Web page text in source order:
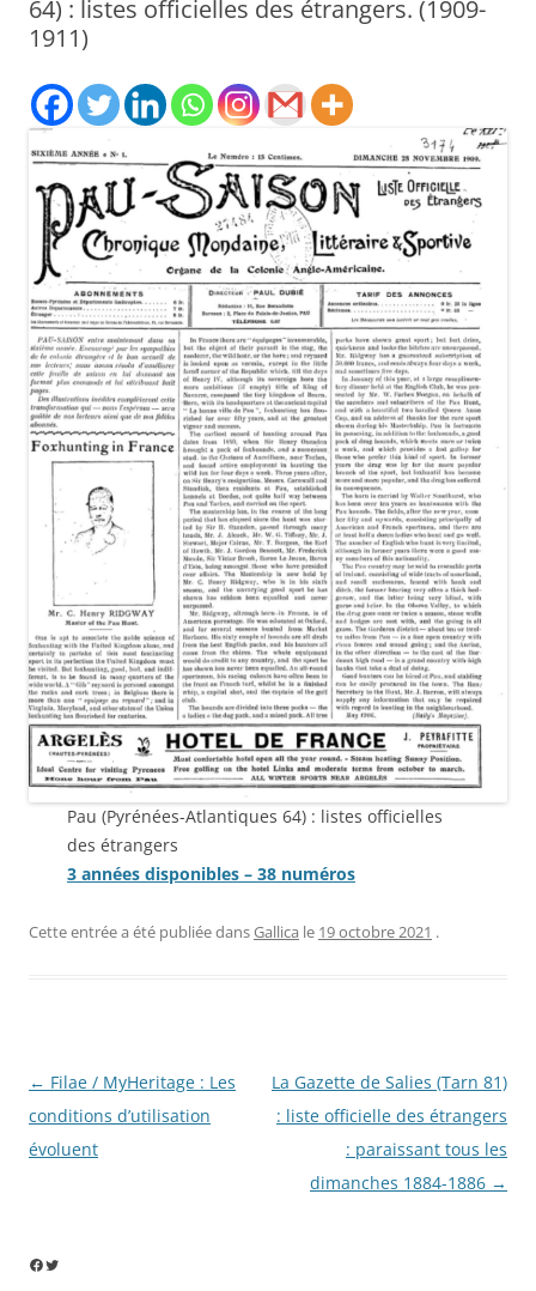
64) : listes officielles des étrangers. (1909-
1911)
Pau (Pyrénées-Atlantiques 64) : listes officielles
des étrangers
3 années disponibles – 38 numéros
Cette entrée a été publiée dansGallica le 19 octobre 2021 .
Navigation
des
articles
← Filae / MyHeritage : Les
conditions d’utilisation
évoluent
La Gazette de Salies (Tarn 81)
: liste officielle des étrangers
: paraissant tous les
dimanches 1884-1886 →
Facebook
Twitter